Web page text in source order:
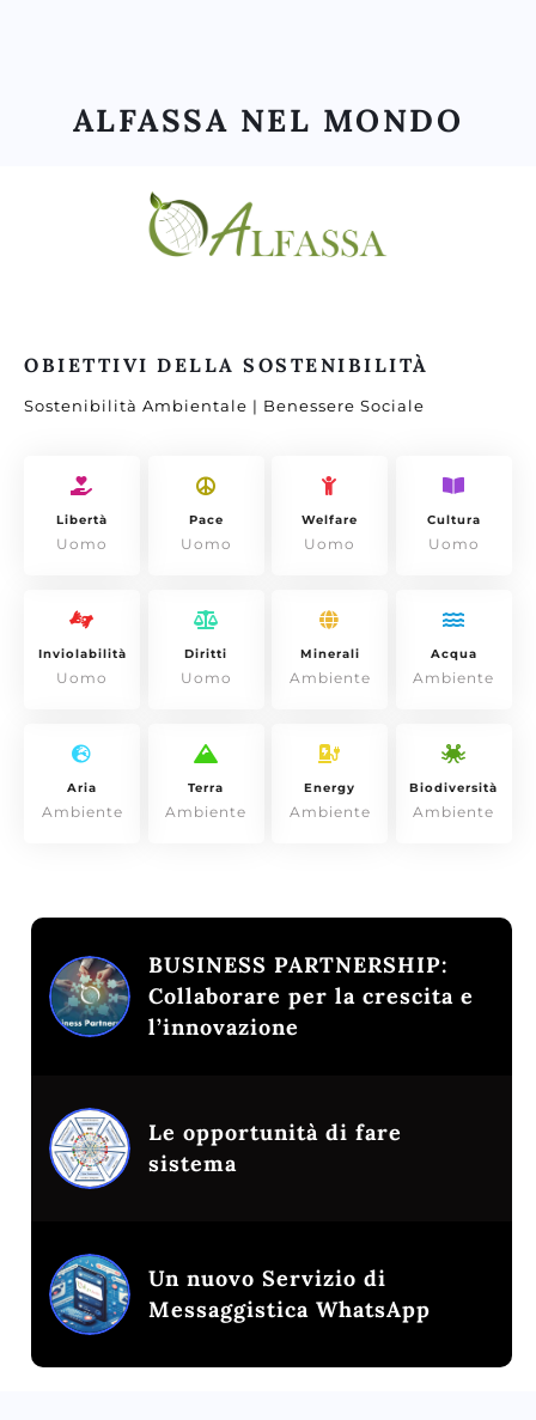
ALFASSA NEL MONDO
OBIETTIVI DELLA SOSTENIBILITÀ
Sostenibilità Ambientale | Benessere Sociale
Libertà
Uomo
Pace
Uomo
Welfare
Uomo
Cultura
Uomo
Inviolabilità
Uomo
Diritti
Uomo
Minerali
Ambiente
Acqua
Ambiente
Aria
Ambiente
Terra
Ambiente
Energy
Ambiente
Biodiversità
Ambiente
BUSINESS PARTNERSHIP:
Collaborare per la crescita e
l’innovazione
Le opportunità di fare
sistema
Un nuovo Servizio di
Messaggistica WhatsApp